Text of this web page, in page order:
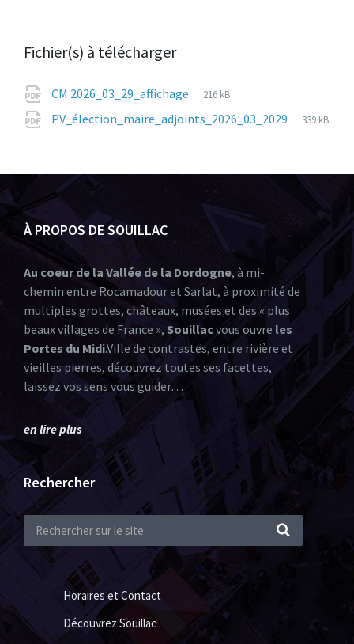
Fichier(s) à télécharger
CM 2026_03_29_affichage 216 kB
PV_élection_maire_adjoints_2026_03_2029 339 kB
À PROPOS DE SOUILLAC
Au coeur de la Vallée de la Dordogne, à mi-
chemin entre Rocamadour et Sarlat, à proximité de
multiples grottes, châteaux, musées et des « plus
beaux villages de France », Souillacvous ouvre les
Portes du Midi.Ville de contrastes, entre rivière et
vieilles pierres, découvrez toutes ses facettes,
laissez vos sens vous guider…
en lire plus
Rechercher
Horaires et Contact
Découvrez Souillac